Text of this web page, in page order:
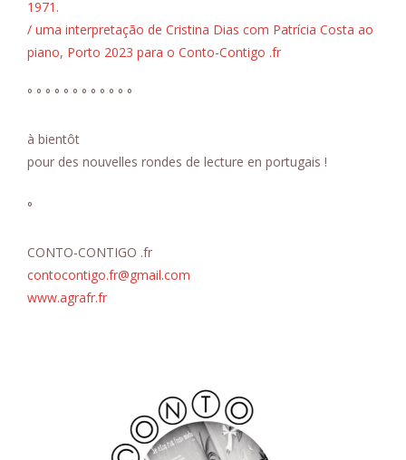
1971.
/ uma interpretação de Cristina Dias com Patrícia Costa ao
piano, Porto 2023 para o Conto-Contigo .fr
° ° ° ° ° ° ° ° ° ° ° °
à bientôt
pour des nouvelles rondes de lecture en portugais !
°
CONTO-CONTIGO .fr
contocontigo.fr@gmail.com
www.agrafr.fr